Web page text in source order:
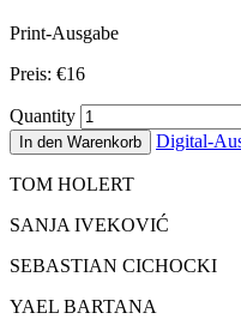
Print-Ausgabe
Preis: €16
Quantity
In den Warenkorb Digital-
TOM HOLERT
SANJA IVEKOVIĆ
SEBASTIAN CICHOCKI
YAEL BARTANA